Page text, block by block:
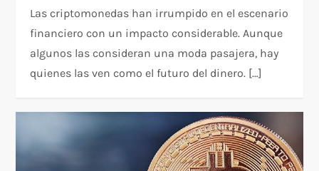
Las criptomonedas han irrumpido en el escenario
financiero con un impacto considerable. Aunque
algunos las consideran una moda pasajera, hay
quienes las ven como el futuro del dinero. […]